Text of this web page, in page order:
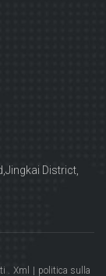
District,
. Xml politica sulla